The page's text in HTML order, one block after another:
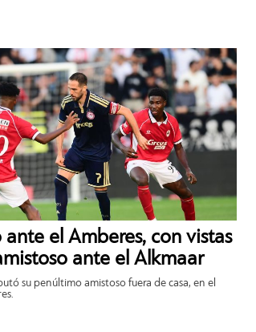
el Amberes, con vistas
ante el Alkmaar
su penúltimo amistoso fuera de casa, en el